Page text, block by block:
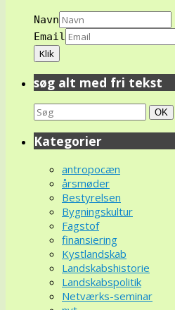
Navn
Email
søg alt med fri tekst
Search
for:
Søg
OK
Kategorier
antropocæn
årsmøder
Bestyrelsen
Bygningskultur
Fagstof
finansiering
Kystlandskab
Landskabshistorie
Landskabspolitik
Netværks-seminar